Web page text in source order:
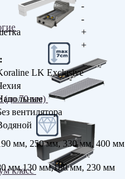
(до 70 мм)
класс
-
-
+
+
LK Exclusive
вентилятора
мм, 250 мм, 330 мм, 400 мм
мм,130 мм,180 мм, 230 мм